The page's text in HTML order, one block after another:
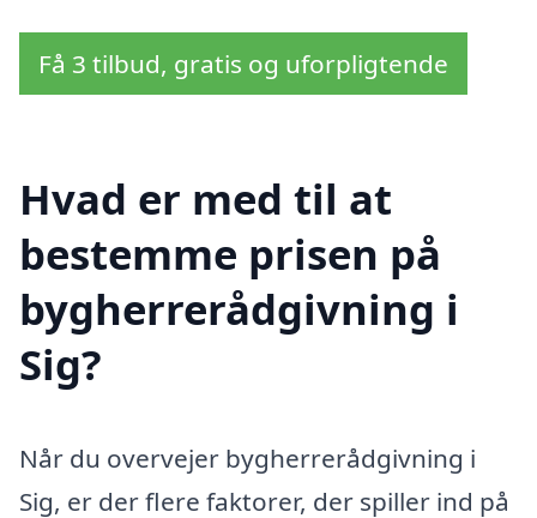
Få 3 tilbud, gratis og uforpligtende
Hvad er med til at
bestemme prisen på
bygherrerådgivning i
Sig?
Når du overvejer bygherrerådgivning i
Sig, er der flere faktorer, der spiller ind på